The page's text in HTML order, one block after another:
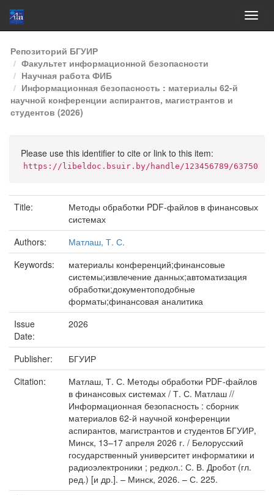
Skip
navigation
Репозиторий БГУИР
Факультет информационной безопасности
Научная работа ФИБ
Информационная безопасность : материалы 62-й
научной конференции аспирантов, магистрантов и
студентов (2026)
Please use this identifier to cite or link to this item:
https://libeldoc.bsuir.by/handle/123456789/63750
Title:
Методы обработки PDF-файлов в финансовых
системах
Authors:
Матлаш, Т. С.
Keywords:
материалы конференций;финансовые
системы;извлечение данных;автоматизация
обработки;документоподобные
форматы;финансовая аналитика
Issue
Date:
2026
Publisher:
БГУИР
Citation:
Матлаш, Т. С. Методы обработки PDF-файлов
в финансовых системах / Т. С. Матлаш //
Информационная безопасность : сборник
материалов 62-й научной конференции
аспирантов, магистрантов и студентов БГУИР,
Минск, 13–17 апреля 2026 г. / Белорусский
государственный университет информатики и
радиоэлектроники ; редкол.: С. В. Дробот (гл.
ред.) [и др.]. – Минск, 2026. – С. 225.